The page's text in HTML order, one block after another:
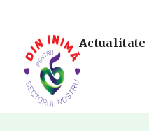
Actualitate